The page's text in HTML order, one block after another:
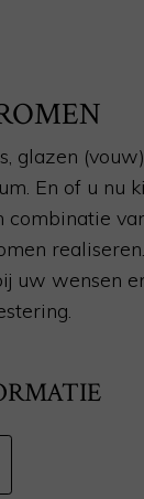
glazen
En of u nu
uw wensen